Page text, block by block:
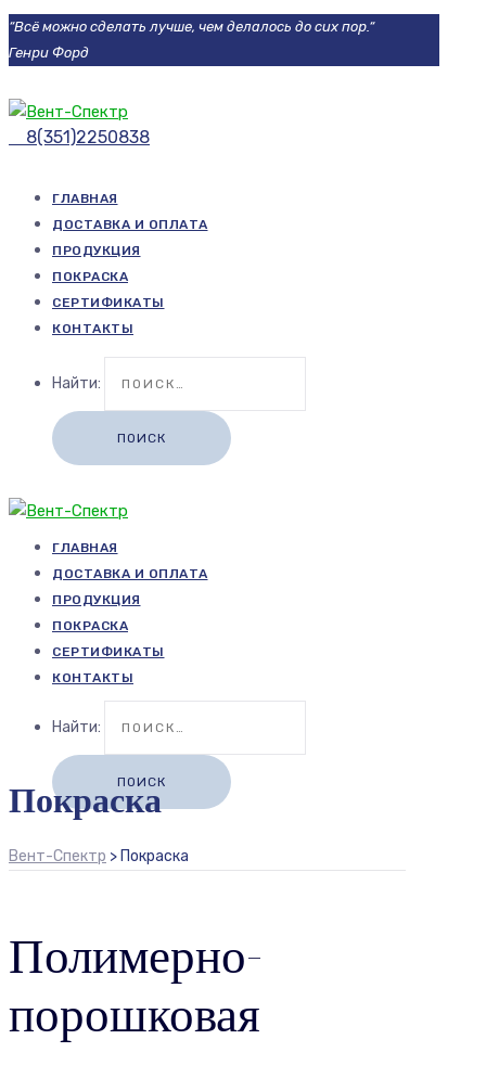
“Всё можно сделать лучше, чем делалось до сих пор.“
Генри Форд
8(351)2250838
ГЛАВНАЯ
ДОСТАВКА И ОПЛАТА
ПРОДУКЦИЯ
ПОКРАСКА
СЕРТИФИКАТЫ
КОНТАКТЫ
Найти:
ГЛАВНАЯ
ДОСТАВКА И ОПЛАТА
ПРОДУКЦИЯ
ПОКРАСКА
СЕРТИФИКАТЫ
КОНТАКТЫ
Найти:
Покраска
Вент-Спектр > Покраска
Полимерно-
порошковая